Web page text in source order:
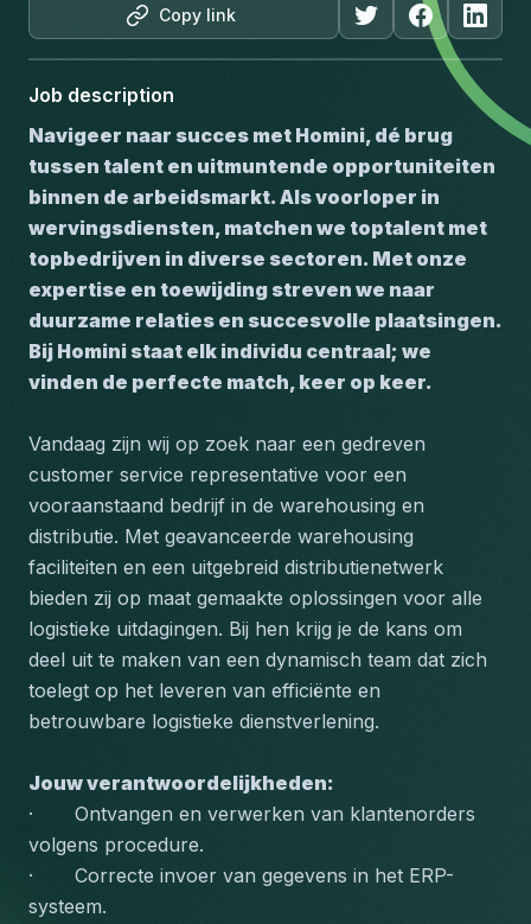
Copy link
Job description
Navigeer naar succes met Homini, dé brug
tussen talent en uitmuntende opportuniteiten
binnen de arbeidsmarkt. Als voorloper in
wervingsdiensten, matchen we toptalent met
topbedrijven in diverse sectoren. Met onze
expertise en toewijding streven we naar
duurzame relaties en succesvolle plaatsingen.
Bij Homini staat elk individu centraal; we
vinden de perfecte match, keer op keer.
Vandaag zijn wij op zoek naar een gedreven
customer service representative voor een
vooraanstaand bedrijf in de warehousing en
distributie. Met geavanceerde warehousing
faciliteiten en een uitgebreid distributienetwerk
bieden zij op maat gemaakte oplossingen voor alle
logistieke uitdagingen. Bij hen krijg je de kans om
deel uit te maken van een dynamisch team dat zich
toelegt op het leveren van efficiënte en
betrouwbare logistieke dienstverlening.
Jouw verantwoordelijkheden:
·       Ontvangen en verwerken van klantenorders
volgens procedure.
·       Correcte invoer van gegevens in het ERP-
systeem.